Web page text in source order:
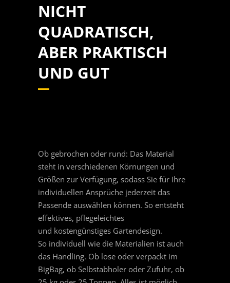
NICHT
QUADRATISCH,
ABER PRAKTISCH
UND GUT
Ob gebrochen oder rund: Das Material
steht in verschiedenen Körnungen und
Größen zur Verfügung, sodass Sie für Ihre
individuellen Ansprüche jederzeit das
Passende auswählen können. So entsteht
effektives, pflegeleichtes
und kostengünstiges Gartendesign.
So individuell wie die Materialien ist auch
das Handling. Ob lose oder verpackt im
BigBag, ob Selbstabholer oder Zufuhr, ob